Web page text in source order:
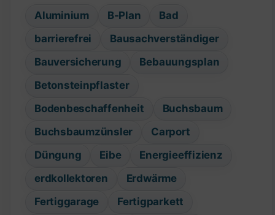
Aluminium B-Plan
Bad
barrierefrei
Bausachverständiger
Bauversicherung
Bebauungsplan
Betonsteinpflaster
Bodenbeschaffenheit
Buchsbaum
Buchsbaumzünsler
Carport
Düngung
Eibe
Energieeffizienz
erdkollektoren
Erdwärme
Fertiggarage
Fertigparkett